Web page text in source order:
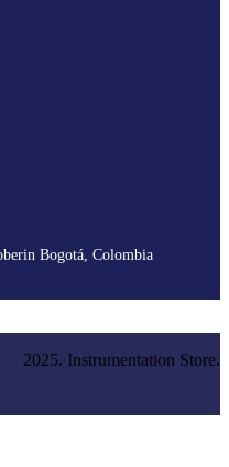
Bogotá, Colombia
2025. Instrumentation Store.